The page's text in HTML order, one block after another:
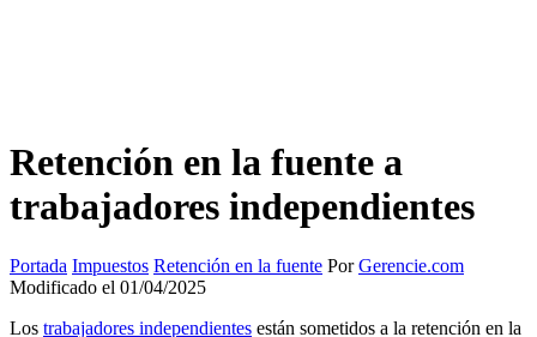
Retención en la fuente a
trabajadores independientes
Portada Impuestos Retención en la fuente PorGerencie.com
Modificado el 01/04/2025
Los trabajadores independientes están sometidos a la retención en la